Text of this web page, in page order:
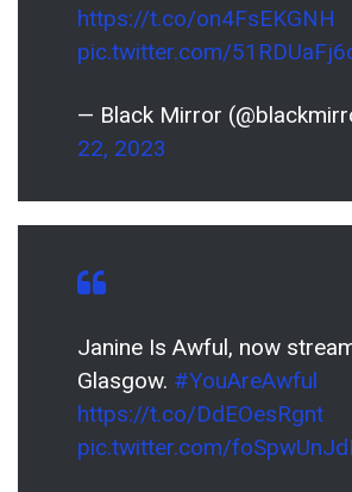
https://t.co/on4FsEKGNH
pic.twitter.com/
— Black Mirror
22, 2023
Janine Is Awful, now
Glasgow. #YouAreAwful
https://t.co/DdEOesRgnt
pic.twitter.com/